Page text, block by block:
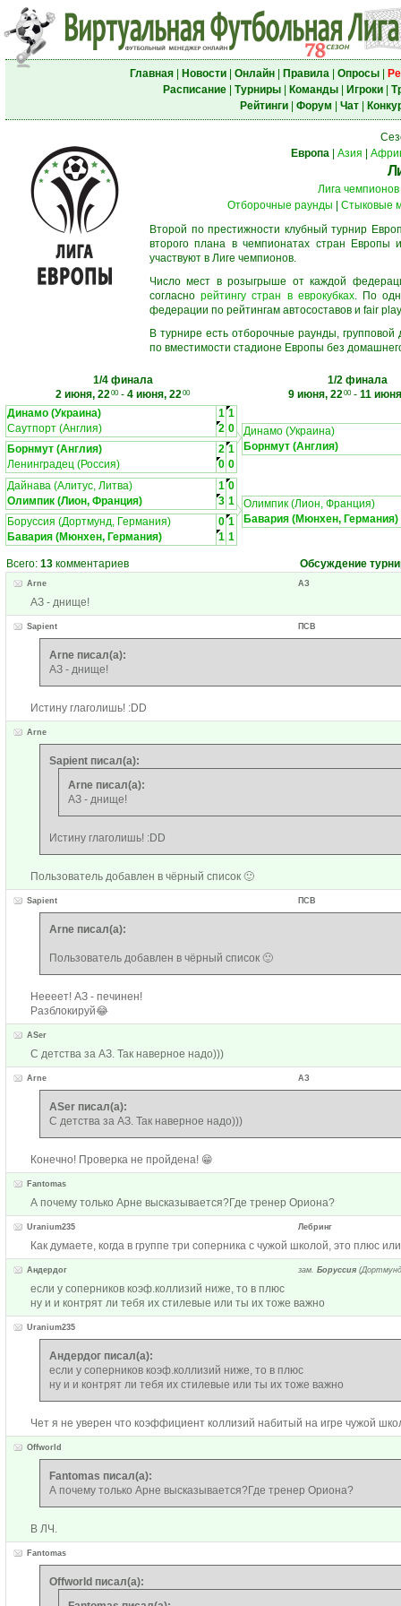
Главная| Новости| Онлайн| Правила| Опросы|
Расписание| Турниры| Команды| Игроки|
Рейтинги| Форум Чат|
Европа
Азия
Лига чемпионов
Отборочные раунды
Стыковые
Второй по престижности клубный турнир
второго плана в чемпионатах стран Европы
участвуют в Лиге чемпионов.
Число мест в розыгрыше от каждой
согласнорейтингу стран в еврокубках. По
федерации по рейтингам автосоставов и fair
В турнире есть отборочные раунды,
по вместимости стадионе Европы без
1/4 финала
2 июня, 2200- 4 июня, 2200
1/2 финала
9 июня, 2200- 11
Динамо (Украина)
1 1
Саутпорт (Англия)
2 0
Борнмут (Англия)
2 1
Ленинградец (Россия)
0 0
Динамо (Украина)
Борнмут (Англия)
Дайнава (Алитус, Литва) 1 0
Олимпик (Лион, Франция)
3 1
Боруссия (Дортмунд, Германия)
0 1
Бавария (Мюнхен, Германия)
1 1
Олимпик (Лион, Франция)
Бавария (Мюнхен, Германия)
Всего: 13 комментариев Обсуждение
Arne АЗ
АЗ - днище!
Sapient ПСВ
Arne писал(а):
АЗ - днище!
Истину глаголишь! :DD
Arne
Sapient писал(а):
Arne писал(а):
АЗ - днище!
Истину глаголишь! :DD
Пользователь добавлен в чёрный список 🙂
Sapient ПСВ
Arne писал(а):
Пользователь добавлен в чёрный список 🙂
Неееет! АЗ - печинен!
Разблокируй😂
ASer
С детства за АЗ. Так наверное надо)))
Arne АЗ
ASer писал(а):
С детства за АЗ. Так наверное надо)))
Конечно! Проверка не пройдена! 😁
Fantomas
А почему только Арне высказывается?Где тренер Ориона?
Uranium235 Лебринг
Как думаете, когда в группе три соперника с чужой школой, это плюс
Андердог зам. Боруссия
если у соперников коэф.коллизий ниже, то в плюс
ну и и контрят ли тебя их стилевые или ты их тоже важно
Uranium235
Андердог писал(а):
если у соперников коэф.коллизий ниже, то в плюс
ну и и контрят ли тебя их стилевые или ты их тоже важно
Чет я не уверен что коэффициент коллизий набитый на игре чужой
Offworld
Fantomas писал(а):
А почему только Арне высказывается?Где тренер Ориона?
В ЛЧ.
Fantomas
Offworld писал(а):